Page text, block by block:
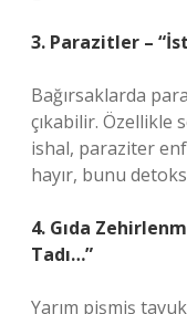
3. Parazitler –
Bağırsaklarda
çıkabilir. Özellikle
ishal, paraziter
hayır, bunu
4. Gıda
Tadı…”
Yarım pişmiş